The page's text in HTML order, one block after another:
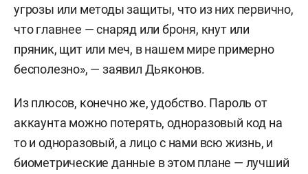
угрозы или методы защиты, что из них первично,
что главнее — снаряд или броня, кнут или
пряник, щит или меч, в нашем мире примерно
бесполезно», — заявил Дьяконов.
Из плюсов, конечно же, удобство. Пароль от
аккаунта можно потерять, одноразовый код на
то и одноразовый, а лицо с нами всю жизнь, и
биометрические данные в этом плане — лучший